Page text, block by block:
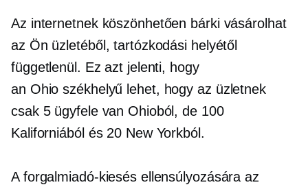
Az internetnek köszönhetően bárki vásárolhat
az Ön üzletéből, tartózkodási helyétől
függetlenül. Ez azt jelenti, hogy
an Ohio székhelyű lehet, hogy az üzletnek
csak 5 ügyfele van Ohioból, de 100
Kaliforniából és 20 New Yorkból.
A forgalmiadó-kiesés ellensúlyozására az